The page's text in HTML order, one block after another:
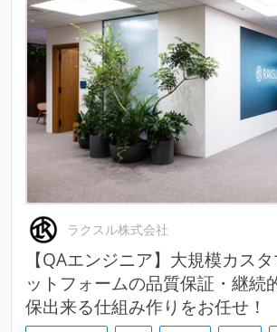
ラクスル株式会社
【QAエンジニア】大規模カス
ットフォームの品質保証・継続
保出来る仕組み作りをお任せ！